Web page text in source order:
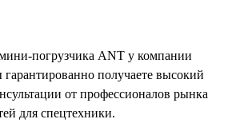
погрузчика ANT у компании
получаете высокий
от профессионалов рынка
для спецтехники.